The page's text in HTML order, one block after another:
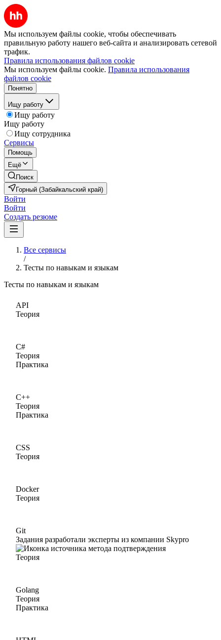
Мы используем файлы cookie, чтобы обеспечивать
правильную работу нашего веб-сайта и анализировать сетевой
трафик.
Правила использования файлов cookie
Мы используем файлы cookie. Правила использования
файлов cookie
Понятно
Ищу работу
Ищу работу
Ищу работу
Ищу сотрудника
Сервисы
Помощь
Ещё
Поиск
Горный (Забайкальский край)
Войти
Войти
Создать резюме
Все сервисы
/
Тесты по навыкам и языкам
Тесты по навыкам и языкам
API
Теория
C#
Теория
Практика
C++
Теория
Практика
CSS
Теория
Docker
Теория
Git
Задания разработали эксперты из компании Skypro
Теория
Golang
Теория
Практика